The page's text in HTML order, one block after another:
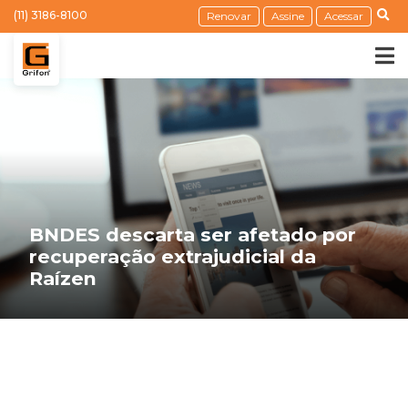
(11) 3186-8100 Renovar Assine Acessar
BNDES descarta ser afetado por
recuperação extrajudicial da
Raízen